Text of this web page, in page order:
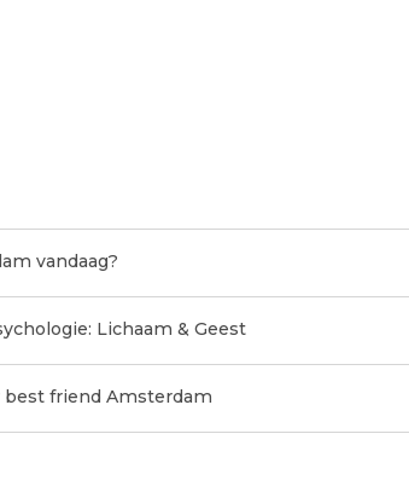
vandaag?
Lichaam & Geest
friend Amsterdam